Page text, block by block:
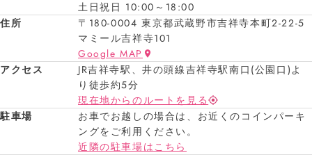
土日祝日 10:00～18:00
住所
〒180-0004 東京都武蔵野市吉祥寺本町2-22-5
マミール吉祥寺101
Google MAP
アクセス
JR吉祥寺駅、井の頭線吉祥寺駅南口(公園口)よ
り徒歩約5分
現在地からのルートを見る
駐車場
お車でお越しの場合は、お近くのコインパーキ
ングをご利用ください。
近隣の駐車場はこちら